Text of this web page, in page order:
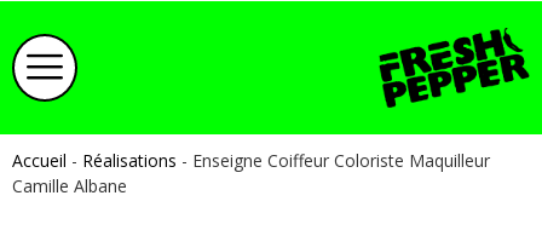
Accueil - Réalisations - Enseigne Coiffeur Coloriste Maquilleur
Camille Albane